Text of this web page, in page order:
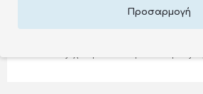
Ποσότητα 45gr
Προσαρμογή